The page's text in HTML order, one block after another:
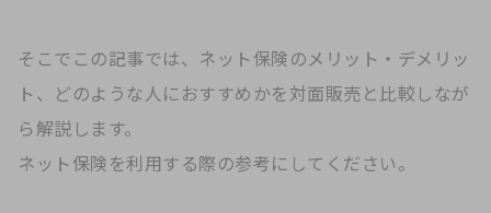
そこでこの記事では、ネット保険のメリット・デメリッ
ト、どのような人におすすめかを対面販売と比較しなが
ら解説します。
ネット保険を利用する際の参考にしてください。